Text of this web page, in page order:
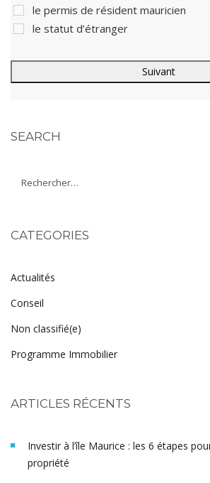
le permis de résident mauricien
le statut d’étranger
SEARCH
CATEGORIES
Actualités
Conseil
Non classifié(e)
Programme Immobilier
ARTICLES RÉCENTS
Investir à l’île Maurice : les 6 étapes
propriété